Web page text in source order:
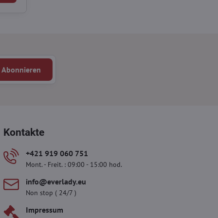
Abonnieren
Kontakte
+421 919 060 751
Mont. - Freit. : 09:00 - 15:00 hod.
info​@everlady​.eu
Non stop ( 24/7 )
Impressum